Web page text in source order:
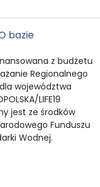
bazie
z budżetu
Regionalnego
województwa
LIFE19
jest ze środków
Funduszu
Wodnej.